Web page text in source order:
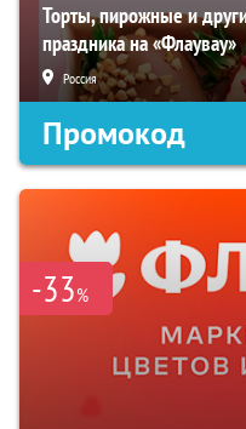
Торты, пирожные и
праздника на «Флаувау»
Россия
Промокод
-33%